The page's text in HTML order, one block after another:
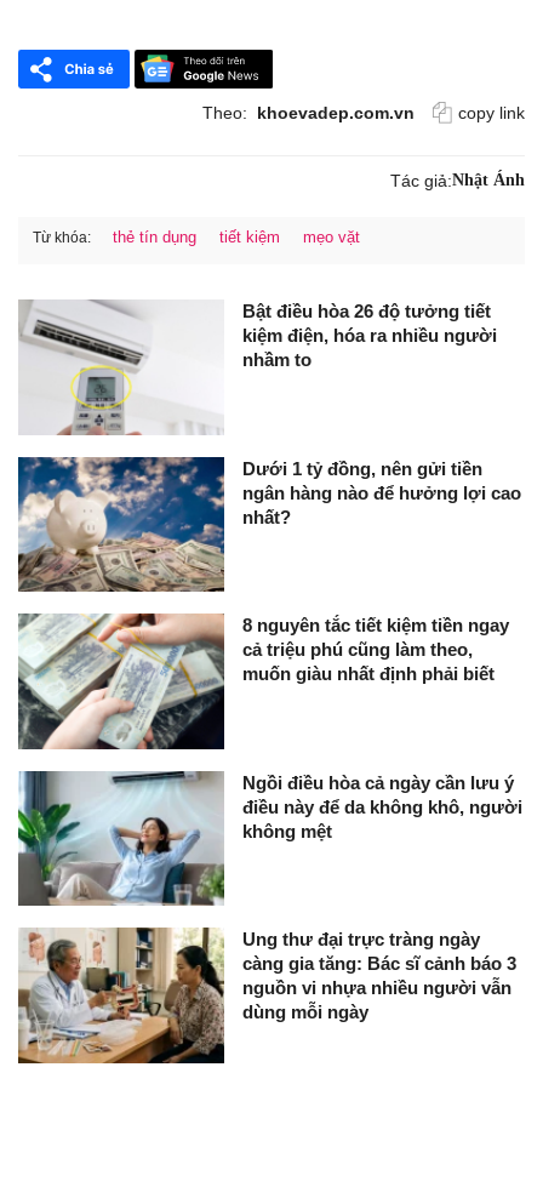
Theo: khoevadep.com.vn copy link
Tác giả:Nhật Ánh
Từ khóa: thẻ tín dụng tiết kiệm mẹo vặt
Bật điều hòa 26 độ tưởng tiết
kiệm điện, hóa ra nhiều người
nhầm to
Dưới 1 tỷ đồng, nên gửi tiền
ngân hàng nào để hưởng lợi cao
nhất?
8 nguyên tắc tiết kiệm tiền ngay
cả triệu phú cũng làm theo,
muốn giàu nhất định phải biết
Ngồi điều hòa cả ngày cần lưu ý
điều này để da không khô, người
không mệt
Ung thư đại trực tràng ngày
càng gia tăng: Bác sĩ cảnh báo 3
nguồn vi nhựa nhiều người vẫn
dùng mỗi ngày